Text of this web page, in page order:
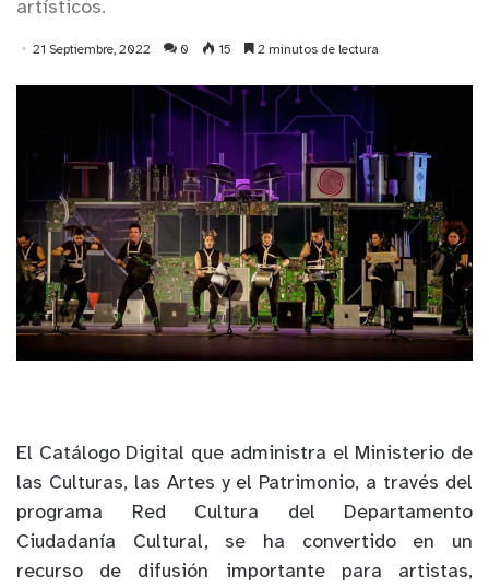
artísticos.
21 Septiembre, 2022 0 15 2 minutos de lectura
El Catálogo Digital que administra el Ministerio de
las Culturas, las Artes y el Patrimonio, a través del
programa Red Cultura del Departamento
Ciudadanía Cultural, se ha convertido en un
recurso de difusión importante para artistas,